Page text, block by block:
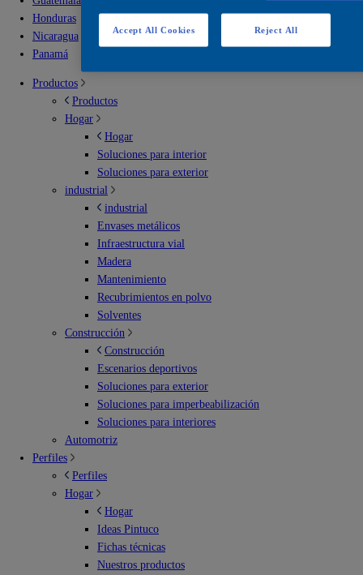
Honduras
Nicaragua
Panamá
Productos
Productos
Hogar
Hogar
Soluciones para interior
Soluciones para exterior
industrial
industrial
Envases metálicos
Infraestructura vial
Madera
Mantenimiento
Recubrimientos en polvo
Solventes
Construcción
Construcción
Escenarios deportivos
Soluciones para exterior
Soluciones para imperbeabilización
Soluciones para interiores
Automotriz
Perfiles
Perfiles
Hogar
Hogar
Ideas Pintuco
Fichas técnicas
Nuestros productos
Reject All
Accept All Cookies